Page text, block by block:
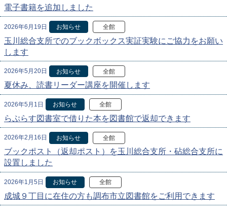
電子書籍を追加しました
2026年6月19日 お知らせ 全館
玉川総合支所でのブックボックス実証実験にご協力をお願い
します
2026年5月20日 お知らせ 全館
夏休み、読書リーダー講座を開催します
2026年5月1日 お知らせ 全館
らぷらす図書室で借りた本を図書館で返却できます
2026年2月16日 お知らせ 全館
ブックポスト（返却ポスト）を玉川総合支所・砧総合支所に
設置しました
2026年1月5日 お知らせ 全館
成城９丁目に在住の方も調布市立図書館をご利用できます